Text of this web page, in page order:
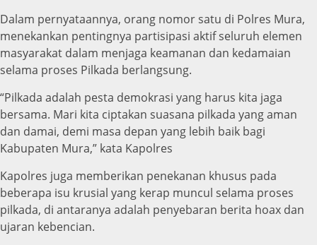
Dalam pernyataannya, orang nomor satu di Polres Mura,
menekankan pentingnya partisipasi aktif seluruh elemen
masyarakat dalam menjaga keamanan dan kedamaian
selama proses Pilkada berlangsung.
“Pilkada adalah pesta demokrasi yang harus kita jaga
bersama. Mari kita ciptakan suasana pilkada yang aman
dan damai, demi masa depan yang lebih baik bagi
Kabupaten Mura,” kata Kapolres
Kapolres juga memberikan penekanan khusus pada
beberapa isu krusial yang kerap muncul selama proses
pilkada, di antaranya adalah penyebaran berita hoax dan
ujaran kebencian.